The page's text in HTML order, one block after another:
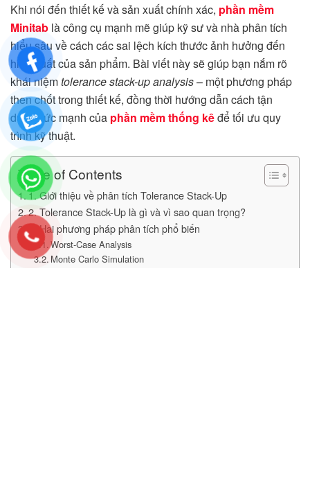
Khi nói đến thiết kế và sản xuất chính xác, phần mềm
Minitab là công cụ mạnh mẽ giúp kỹ sư và nhà phân tích
hiểu sâu về cách các sai lệch kích thước ảnh hưởng đến
hiệu suất của sản phẩm. Bài viết này sẽ giúp bạn nắm rõ
khái niệmtolerance stack-up analysis– một phương pháp
then chốt trong thiết kế, đồng thời hướng dẫn cách tận
dụng sức mạnh của phần mềm thống kêđể tối ưu quy
trình kỹ thuật.
Table of Contents
1. Giới thiệu về phân tích Tolerance Stack-Up
2. Tolerance Stack-Up là gì và vì sao quan trọng?
3. Hai phương pháp phân tích phổ biến
Worst-Case Analysis
Monte Carlo Simulation